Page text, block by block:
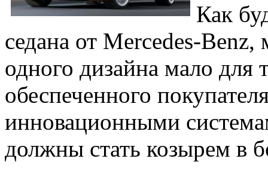
Как
седана от Mercedes-
одного дизайна мало для
обеспеченного
инновационными
должны стать козырем в